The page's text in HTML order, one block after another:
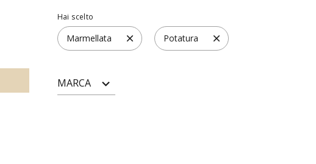
Hai scelto
Marmellata Potatura
MARCA